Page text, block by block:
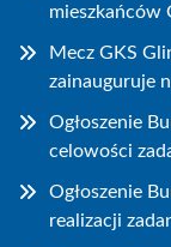
mieszkańców
Mecz GKS
zainauguruje
Ogłoszenie
celowości
Ogłoszenie
realizacji